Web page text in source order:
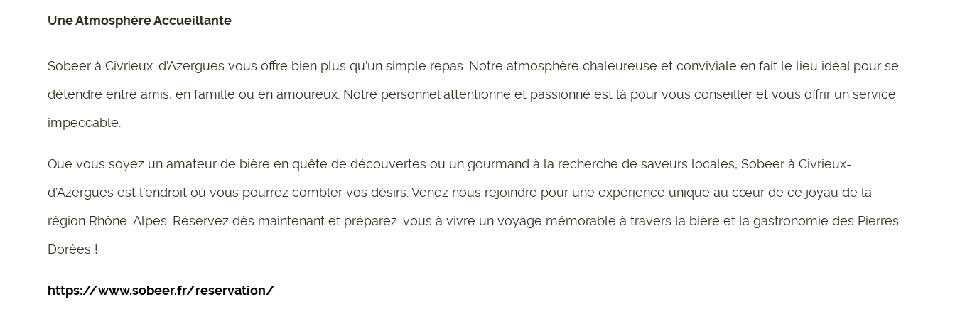
Une Atmosphère Accueillante
Sobeer à Civrieux-d’Azergues vous offre bien plus qu’un simple repas. Notre atmosphère chaleureuse et conviviale en fait le lieu idéal pour se
détendre entre amis, en famille ou en amoureux. Notre personnel attentionné et passionné est là pour vous conseiller et vous offrir un service
impeccable.
Que vous soyez un amateur de bière en quête de découvertes ou un gourmand à la recherche de saveurs locales, Sobeer à Civrieux-
d’Azergues est l’endroit où vous pourrez combler vos désirs. Venez nous rejoindre pour une expérience unique au cœur de ce joyau de la
région Rhône-Alpes. Réservez dès maintenant et préparez-vous à vivre un voyage mémorable à travers la bière et la gastronomie des Pierres
Dorées !
https://www.sobeer.fr/reservation/